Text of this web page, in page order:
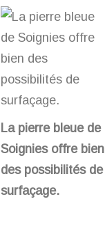
La pierre bleue de
Soignies offre bien
des possibilités de
surfaçage.